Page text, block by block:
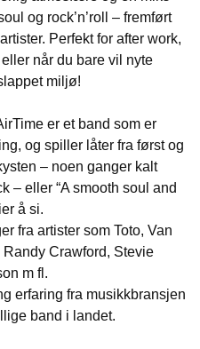
og rock’n’roll – fremført
Perfekt for after work,
når du bare vil nyte
miljø!
er et band som er
og spiller låter fra først og
– noen ganger kalt
– eller “A smooth soul and
å si.
fra artister som Toto, Van
Crawford, Stevie
m fl.
erfaring fra musikkbransjen
band i landet.